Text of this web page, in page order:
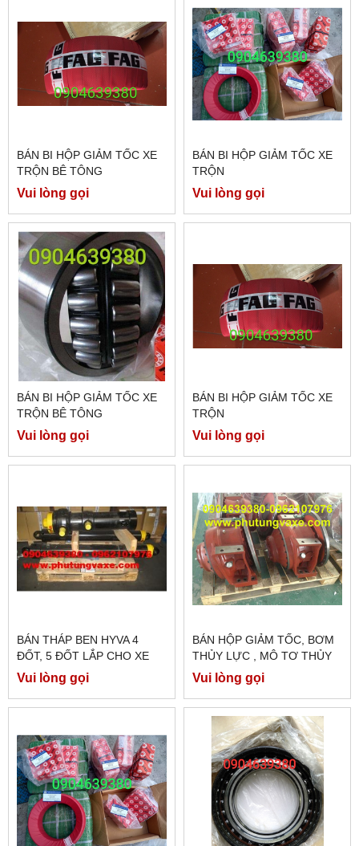
BÁN BI HỘP GIẢM TỐC XE
TRỘN BÊ TÔNG
Vui lòng gọi
BÁN BI HỘP GIẢM TỐC XE
TRỘN
Vui lòng gọi
BÁN BI HỘP GIẢM TỐC XE
TRỘN BÊ TÔNG
Vui lòng gọi
BÁN BI HỘP GIẢM TỐC XE
TRỘN
Vui lòng gọi
BÁN THÁP BEN HYVA 4
ĐỐT, 5 ĐỐT LẮP CHO XE
HOWO 371 , XE
DONGFENG 375 CHÍNH
HÃNG
Vui lòng gọi
BÁN HỘP GIẢM TỐC, BƠM
THỦY LỰC , MÔ TƠ THỦY
LỰC XE BỒN TRỘN BÊ
TÔNG EATON
Vui lòng gọi